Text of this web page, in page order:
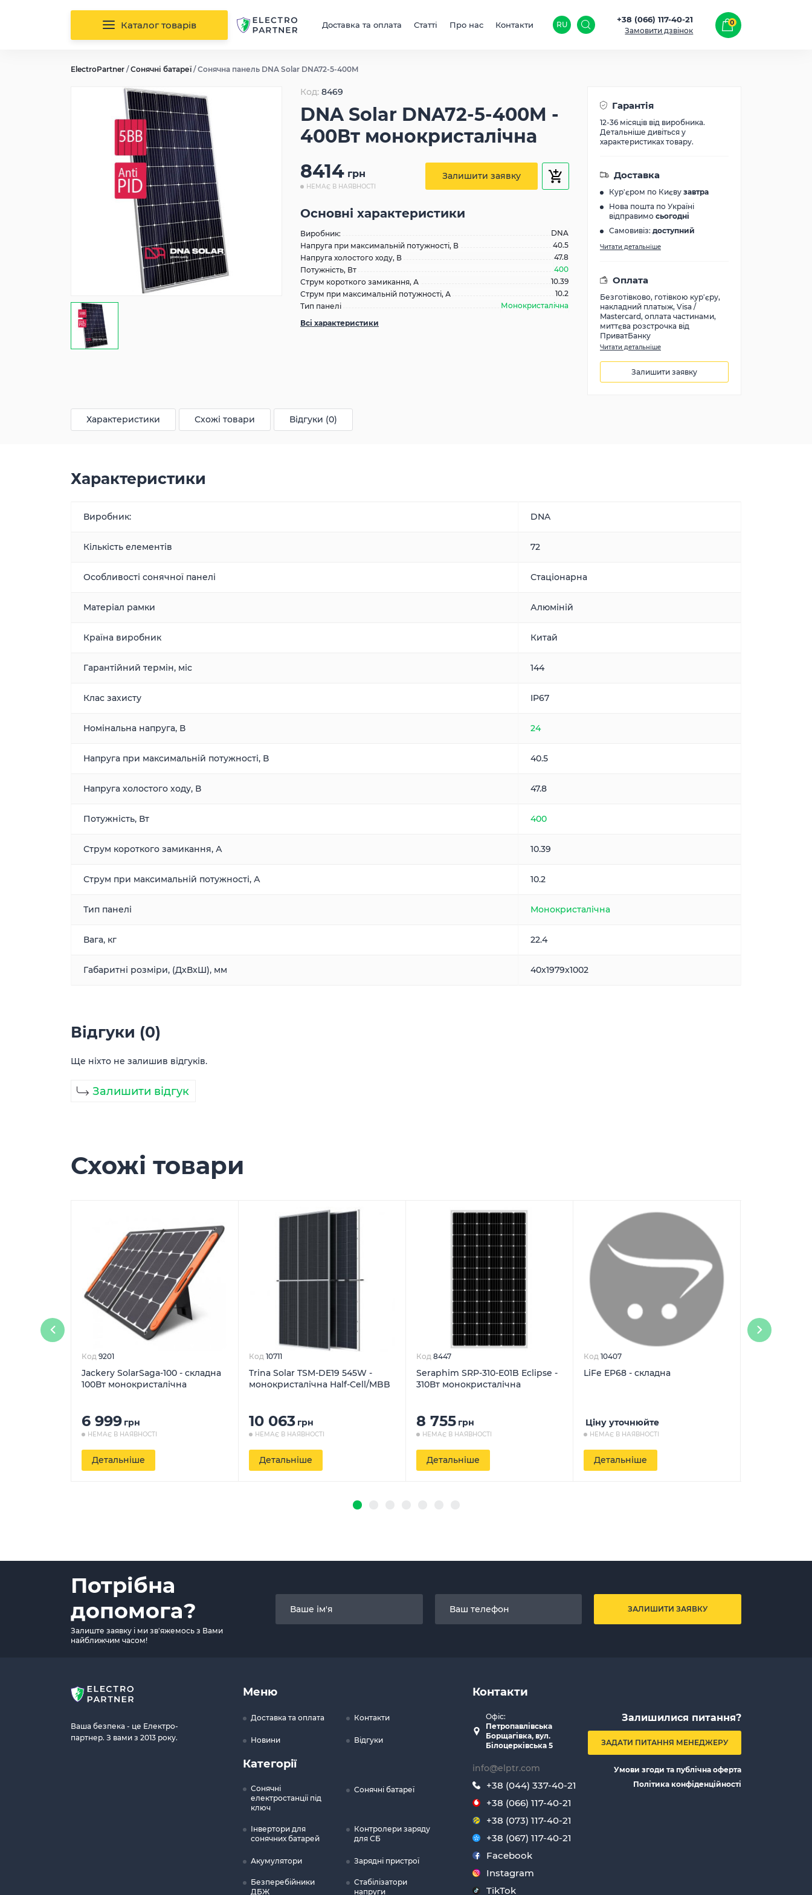
Каталог товарів Доставка та оплата Статті Про нас Контакти RU
+38 (066) 117-40-21
Замовити дзвінок
0
ElectroPartner /Сонячні батареї /Сонячна панель DNA Solar DNA72-5-400M
Код: 8469
DNA Solar DNA72-5-400M -
400Вт монокристалічна
8414 грн
НЕМАЄ В НАЯВНОСТІ
Залишити заявку
Основні характеристики
Виробник:
DNA
Напруга при максимальній потужності, В
40.5
Напруга холостого ходу, В
47.8
Потужність, Вт
400
Струм короткого замикання, А
10.39
Струм при максимальній потужності, А
10.2
Тип панелі
Монокристалічна
Всі характеристики
Гарантія
12-36 місяців від виробника.
Детальніше дивіться у
характеристиках товару.
Доставка
Кур'єром по Києву завтра
Нова пошта по Україні
відправимо сьогодні
Самовивіз: доступний
Читати детальніше
Оплата
Безготівково, готівкою кур'єру,
накладний платыж, Visa /
Mastercard, оплата частинами,
миттєва розстрочка від
ПриватБанку
Читати детальніше
Залишити заявку
Характеристики Схожі товари Відгуки (0)
Характеристики
Виробник: DNA
Кількість елементів 72
Особливості сонячної панелі Стаціонарна
Матеріал рамки Алюміній
Країна виробник Китай
Гарантійний термін, міс 144
Клас захисту IP67
Номінальна напруга, В 24
Напруга при максимальній потужності, В 40.5
Напруга холостого ходу, В 47.8
Потужність, Вт 400
Струм короткого замикання, А 10.39
Струм при максимальній потужності, А 10.2
Тип панелі Монокристалічна
Вага, кг 22.4
Габаритні розміри, (ДxВxШ), мм 40x1979x1002
Відгуки (0)
Ще ніхто не залишив відгуків.
Залишити відгук
Схожі товари
Код 9201
Jackery SolarSaga-100 - складна
100Вт монокристалічна
6 999 грн
НЕМАЄ В НАЯВНОСТІ
Детальніше
Код 10711
Trina Solar TSM-DE19 545W -
монокристалічна Half-Cell/MBB
10 063 грн
НЕМАЄ В НАЯВНОСТІ
Детальніше
Код 8447
Seraphim SRP-310-E01B Eclipse -
310Вт монокристалічна
8 755 грн
НЕМАЄ В НАЯВНОСТІ
Детальніше
Код 10407
LiFe EP68 - складна
Ціну уточнюйте
НЕМАЄ В НАЯВНОСТІ
Детальніше
Потрібна
допомога?
Залиште заявку і ми зв'яжемось з Вами
найближчим часом!
ЗАЛИШИТИ ЗАЯВКУ
Ваша безпека - це Електро-
партнер. З вами з 2013 року.
Меню
Доставка та оплата Контакти
Новини Відгуки
Категорії
Сонячні
електростанції під
ключ
Сонячні батареї
Інвертори для
сонячних батарей
Контролери заряду
для СБ
Акумулятори Зарядні пристрої
Безперебійники
ДБЖ
Стабілізатори
напруги
Контакти
Офіс:
Петропавлівська
Борщагівка, вул.
Білоцерківська 5
info@elptr.com
+38 (044) 337-40-21
+38 (066) 117-40-21
+38 (073) 117-40-21
+38 (067) 117-40-21
Facebook
Instagram
TikTok
Залишилися питання?
ЗАДАТИ ПИТАННЯ МЕНЕДЖЕРУ
Умови згоди та публічна оферта
Політика конфіденційності